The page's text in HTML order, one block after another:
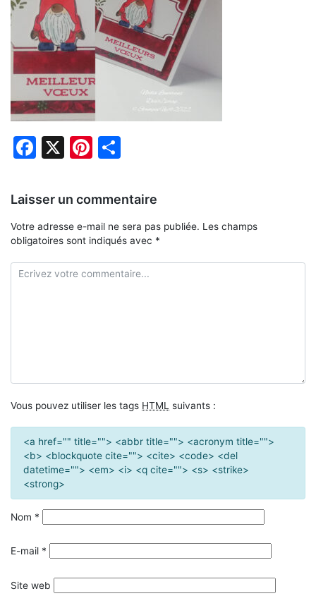
Facebook
X Pinterest
Laisser un commentaire
Votre adresse e-mail ne sera pas publiée. Les champs
obligatoires sont indiqués avec *
Vous pouvez utiliser les tags HTML suivants :
<a href="" title=""> <abbr title=""> <acronym title="">
<b> <blockquote cite=""> <cite> <code> <del
datetime=""> <em> <i> <q cite=""> <s> <strike>
<strong>
Nom *
E-mail *
Site web